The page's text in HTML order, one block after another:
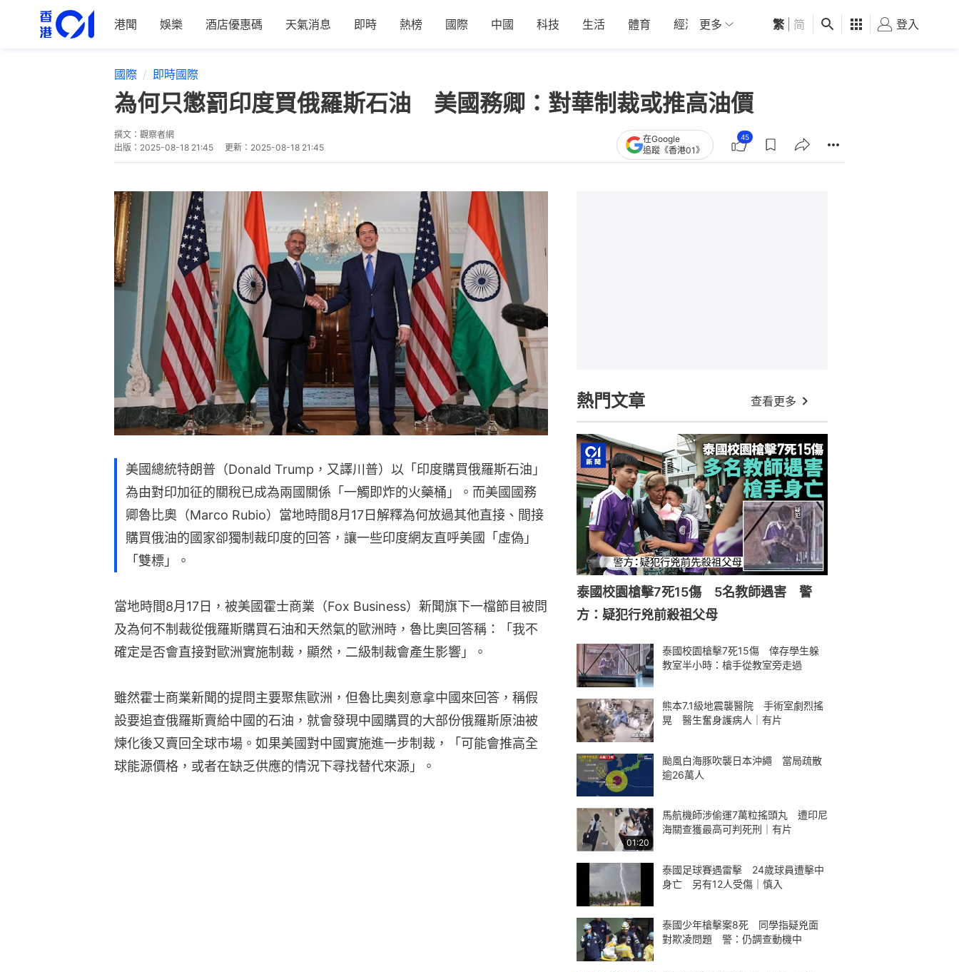
港聞 娛樂 酒店優惠碼 天氣消息 即時 熱榜 國際 中國 科技 生活 體育 經濟 01深圳 觀點 健康 好食玩飛
更多 繁 简 登入
國際 即時國際
為何只懲罰印度買俄羅斯石油 美國務卿：對華制裁或推高油價
撰文： 觀察者網
出版： 2025-08-18 21:45 更新： 2025-08-18 21:45
在Google
追蹤《香港01》
45
美國總統特朗普（Donald Trump，又譯川普）以「印度購買俄羅斯石油」
為由對印加征的關稅已成為兩國關係「一觸即炸的火藥桶」。而美國國務
卿魯比奧（Marco Rubio）當地時間8月17日解釋為何放過其他直接、間接
購買俄油的國家卻獨制裁印度的回答，讓一些印度網友直呼美國「虛偽」
「雙標」。
當地時間8月17日，被美國霍士商業（Fox Business）新聞旗下一檔節目被問
及為何不制裁從俄羅斯購買石油和天然氣的歐洲時，魯比奧回答稱：「我不
確定是否會直接對歐洲實施制裁，顯然，二級制裁會產生影響」。
雖然霍士商業新聞的提問主要聚焦歐洲，但魯比奧刻意拿中國來回答，稱假
設要追查俄羅斯賣給中國的石油，就會發現中國購買的大部份俄羅斯原油被
煉化後又賣回全球市場。如果美國對中國實施進一步制裁，「可能會推高全
球能源價格，或者在缺乏供應的情況下尋找替代來源」。
熱門文章 查看更多
泰國校園槍擊7死15傷 5名教師遇害 警
方：疑犯行兇前殺祖父母
泰國校園槍擊7死15傷 倖存學生躲
教室半小時：槍手從教室旁走過
熊本7.1級地震襲醫院 手術室劇烈搖
晃 醫生奮身護病人｜有片
颱風白海豚吹襲日本沖繩 當局疏散
逾26萬人
01:20
馬航機師涉偷運7萬粒搖頭丸 遭印尼
海關查獲最高可判死刑｜有片
泰國足球賽遇雷擊 24歲球員遭擊中
身亡 另有12人受傷｜慎入
泰國少年槍擊案8死 同學指疑兇面
對欺凌問題 警：仍調查動機中